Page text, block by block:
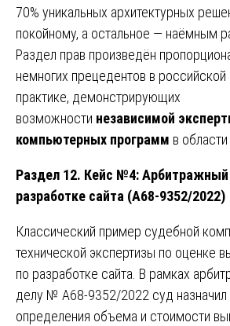
70% уникальных архитектурных
покойному, а остальное — наёмным
Раздел прав произведён
немногих прецедентов в
практике, демонстрирующих
возможности независимой
компьютерных программ в
Раздел 12. Кейс №4: Арбитражный
разработке сайта (А68-9352/2022)
Классический пример судебной
технической экспертизы по оценке
по разработке сайта. В рамках
делу № А68-9352/2022 суд назначил
определения объема и стоимости